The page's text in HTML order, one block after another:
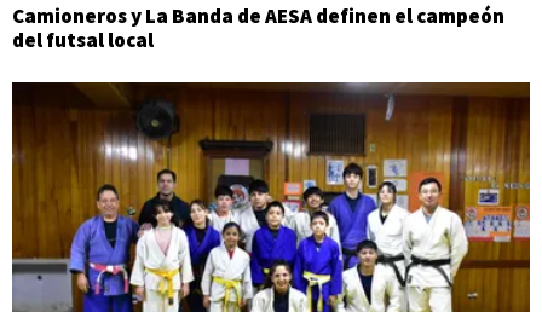
Camioneros y La Banda de AESA definen el campeón
del futsal local